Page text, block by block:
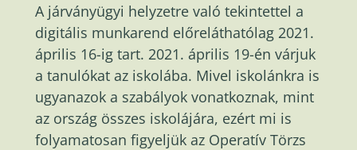
A járványügyi helyzetre való tekintettel a
digitális munkarend előreláthatólag 2021.
április 16-ig tart. 2021. április 19-én várjuk
a tanulókat az iskolába. Mivel iskolánkra is
ugyanazok a szabályok vonatkoznak, mint
az ország összes iskolájára, ezért mi is
folyamatosan figyeljük az Operatív Törzs